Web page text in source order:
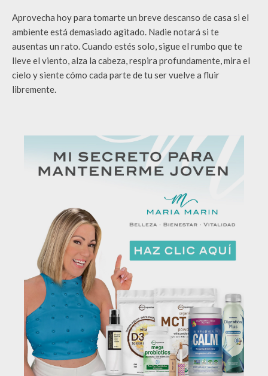
Aprovecha hoy para tomarte un breve descanso de casa si el
ambiente está demasiado agitado. Nadie notará si te
ausentas un rato. Cuando estés solo, sigue el rumbo que te
lleve el viento, alza la cabeza, respira profundamente, mira el
cielo y siente cómo cada parte de tu ser vuelve a fluir
libremente.